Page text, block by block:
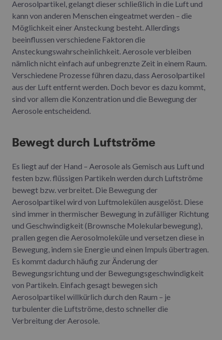
Aerosolpartikel, gelangt dieser schließlich in die Luft und
kann von anderen Menschen eingeatmet werden – die
Möglichkeit einer Ansteckung besteht. Allerdings
beeinflussen verschiedene Faktoren die
Ansteckungswahrscheinlichkeit. Aerosole verbleiben
nämlich nicht einfach auf unbegrenzte Zeit in einem Raum.
Verschiedene Prozesse führen dazu, dass Aerosolpartikel
aus der Luft entfernt werden. Doch bevor es dazu kommt,
sind vor allem die Konzentration und die Bewegung der
Aerosole entscheidend.
Bewegt durch Luftströme
Es liegt auf der Hand – Aerosole als Gemisch aus Luft und
festen bzw. flüssigen Partikeln werden durch Luftströme
bewegt bzw. verbreitet. Die Bewegung der
Aerosolpartikel wird von Luftmolekülen ausgelöst. Diese
sind immer in thermischer Bewegung in zufälliger Richtung
und Geschwindigkeit (Brownsche Molekularbewegung),
prallen gegen die Aerosolmoleküle und versetzen diese in
Bewegung, indem sie Energie und einen Impuls übertragen.
Es kommt dadurch häufig zur Änderung der
Bewegungsrichtung und der Bewegungsgeschwindigkeit
von Partikeln. Einfach gesagt bewegen sich
Aerosolpartikel willkürlich durch den Raum – je
turbulenter die Luftströme, desto schneller die
Verbreitung der Aerosole.